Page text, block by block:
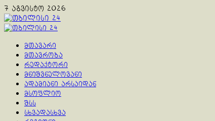
Skip
to
content
7 აგვისტო 2026
Primary
მთავარი
მთავრობა
რედაქტორი
მნიშვნელოვანი
ადამიანი არსაიდან
მსოფლიო
შსს
სხვადასხვა